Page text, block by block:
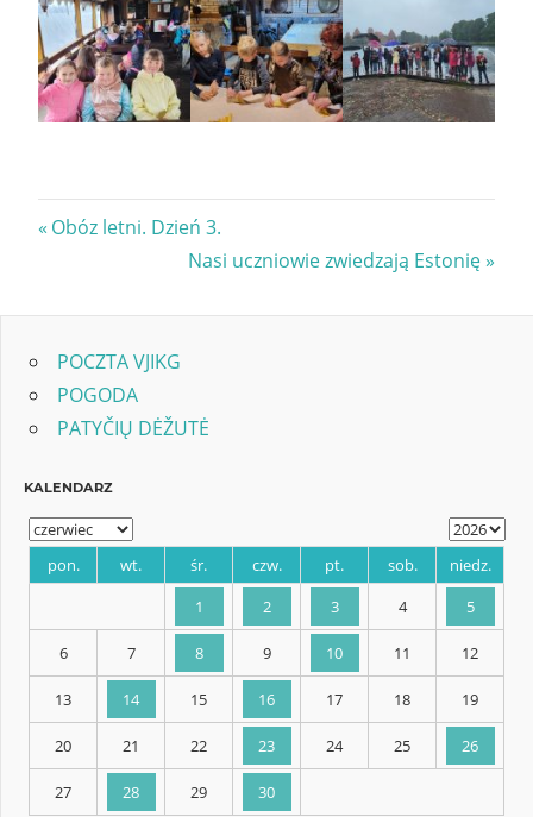
Nawigacja
Previous
Obóz letni. Dzień 3.
Next
Nasi uczniowie zwiedzają Estonię
POCZTA VJIKG
POGODA
PATYČIŲ DĖŽUTĖ